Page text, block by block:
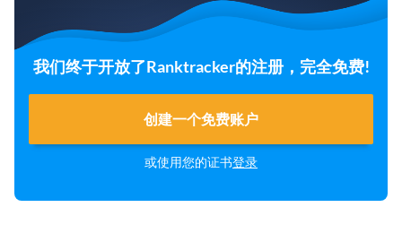
我们终于开放了Ranktracker的注册，完全免费!
创建一个免费账户
或使用您的证书登录